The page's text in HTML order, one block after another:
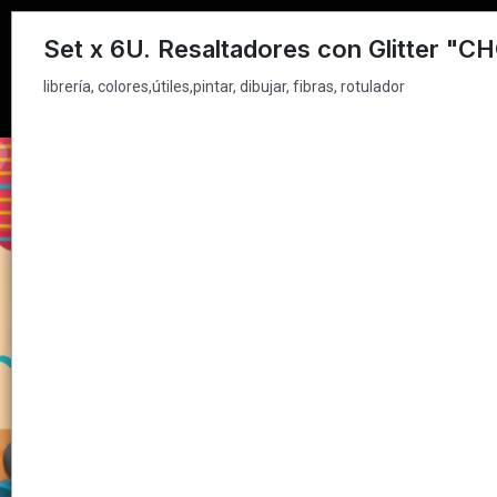
librería, colores,útiles,pintar, dibujar, fibras, rotulador
Set x 6U. Resaltadores con Glitter
librería, colores,útiles,pintar, dibujar, fibras, rotulador